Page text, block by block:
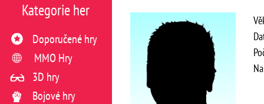
Kategorie her
Doporučené hry
MMO Hry
3D hry
Bojové hry